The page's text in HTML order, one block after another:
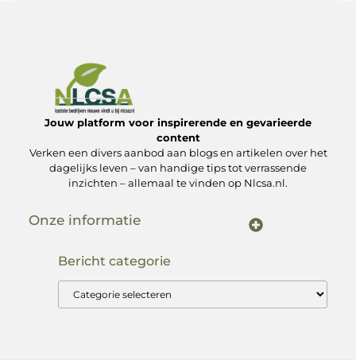
Jouw platform voor inspirerende en gevarieerde
content
Verken een divers aanbod aan blogs en artikelen over het
dagelijks leven – van handige tips tot verrassende
inzichten – allemaal te vinden op Nlcsa.nl.
Onze informatie
Bericht categorie